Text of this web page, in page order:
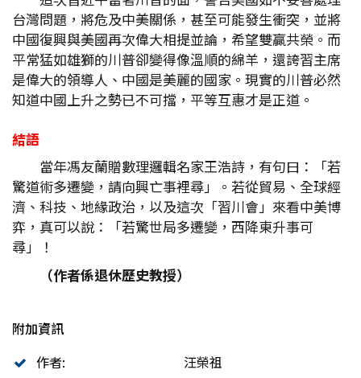
台灣問題，將危及中美關係，甚至可能發生衝突，並將
中國復興與美國再次偉大相提並論，希望雙贏共榮。而
平常猛如雄獅的川普卻變得像溫順的綿羊，還誇習主席
是偉大的領導人、中國是美麗的國家。現實的川普必然
知道中國上升之勢已不可擋，平等互惠才是正道。
結語
當年馮友蘭贈數理邏輯名家王浩詩，有句曰：「若
驚道術多遷變，請向興亡事裡尋」。若從貿易、全球經
濟、科技、地緣政治，以及這次「習川會」來看中美博
弈，真可以說：「若驚世局多遷變，西降東升事可
尋」！
（作者係退休歷史教授）
附加資訊
作者:
汪榮祖